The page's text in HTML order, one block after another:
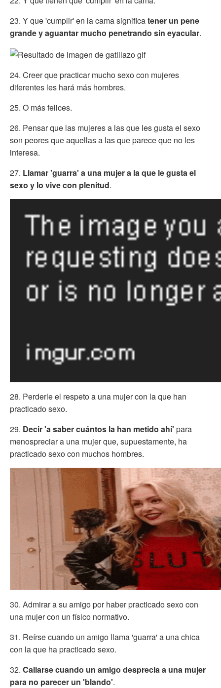
23. Y que 'cumplir' en la cama significatener un pene
grande y aguantar mucho penetrando sin eyacular.
24. Creer que practicar mucho sexo con mujeres
diferentes les hará más hombres.
25. O más felices.
26. Pensar que las mujeres a las que les gusta el sexo
son peores que aquellas a las que parece que no les
interesa.
27. Llamar 'guarra' a una mujer a la que le gusta el
sexo y lo vive con plenitud.
28. Perderle el respeto a una mujer con la que han
practicado sexo.
29. Decir 'a saber cuántos la han metido ahí' para
menospreciar a una mujer que, supuestamente, ha
practicado sexo con muchos hombres.
30. Admirar a su amigo por haber practicado sexo con
una mujer con un físico normativo.
31. Reírse cuando un amigo llama 'guarra' a una chica
con la que ha practicado sexo.
32. Callarse cuando un amigo desprecia a una mujer
para no parecer un 'blando'.